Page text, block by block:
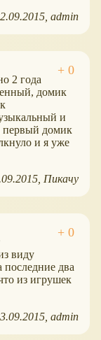
admin
2 года
домик
и
первый домик
и я уже
Пикачу
виду
последние два
из игрушек
admin